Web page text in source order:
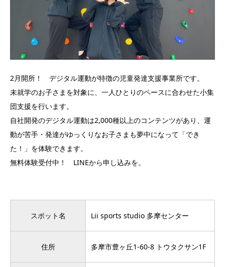
2月開所！ デジタル運動が特徴の児童発達支援事業所です。
未就学のお子さまを対象に、一人ひとりのペースに合わせた小集
団支援を行います。
自社開発のデジタル運動は2,000種以上のコンテンツがあり、運
動が苦手・発達がゆっくりなお子さまも夢中になって「でき
た！」を体験できます。
無料体験受付中！ LINEから申し込みを。
スポット名 Lii sports studio 多摩センター
住所 多摩市豊ヶ丘1-60-8 トウタクサン1F